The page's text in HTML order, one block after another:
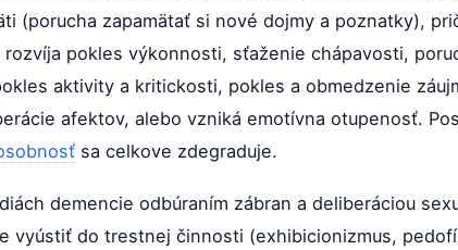
(porucha zapamätať si nové dojmy a poznatky),
pokles výkonnosti, sťaženie chápavosti,
aktivity a kritickosti, pokles a obmedzenie
afektov, alebo vzniká emotívna otupenosť.
sa celkove zdegraduje.
demencie odbúraním zábran a deliberáciou
vyústiť do trestnej činnosti (exhibicionizmus,